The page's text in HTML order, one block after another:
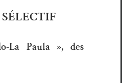
SÉLECTIF
La Paula », des